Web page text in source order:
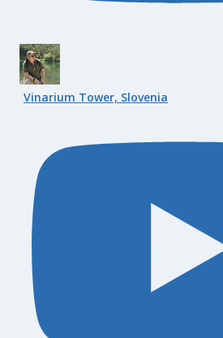
Vinarium Tower, Slovenia